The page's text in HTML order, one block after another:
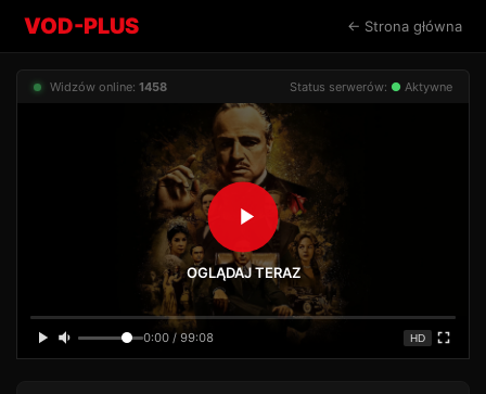
VOD-PLUS ← Strona główna
Widzów online: 1458 Status serwerów: ● Aktywne
OGLĄDAJ TERAZ
0:00 / 99:08 HD